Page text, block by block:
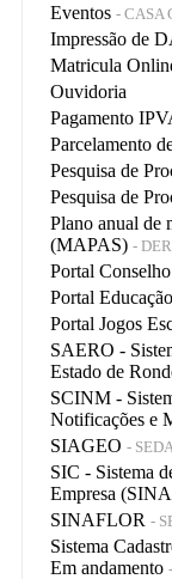
Eventos - CASA
Impressão de
Matricula
Ouvidoria
Pagamento
Parcelamento
Pesquisa de
Pesquisa de
Plano anual de
(MAPAS) - DER
Portal
Portal
Portal Jogos
SAERO -
Estado de
SCINM -
Notificações e
SIAGEO -
SIC - Sistema
Empresa
SINAFLOR -
Sistema
Em andamento